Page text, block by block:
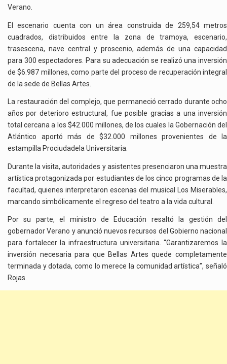
Verano.
El escenario cuenta con un área construida de 259,54 metros
cuadrados, distribuidos entre la zona de tramoya, escenario,
trasescena, nave central y proscenio, además de una capacidad
para 300 espectadores. Para su adecuación se realizó una inversión
de $6.987 millones, como parte del proceso de recuperación integral
de la sede de Bellas Artes.
La restauración del complejo, que permaneció cerrado durante ocho
años por deterioro estructural, fue posible gracias a una inversión
total cercana a los $42.000 millones, de los cuales la Gobernación del
Atlántico aportó más de $32.000 millones provenientes de la
estampilla Prociudadela Universitaria.
Durante la visita, autoridades y asistentes presenciaron una muestra
artística protagonizada por estudiantes de los cinco programas de la
facultad, quienes interpretaron escenas del musical Los Miserables,
marcando simbólicamente el regreso del teatro a la vida cultural.
Por su parte, el ministro de Educación resaltó la gestión del
gobernador Verano y anunció nuevos recursos del Gobierno nacional
para fortalecer la infraestructura universitaria. “Garantizaremos la
inversión necesaria para que Bellas Artes quede completamente
terminada y dotada, como lo merece la comunidad artística”, señaló
Rojas.